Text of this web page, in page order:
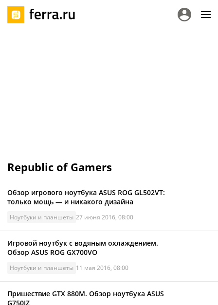
Republic of Gamers
Обзор игрового ноутбука ASUS ROG GL502VT:
только мощь — и никакого дизайна
Ноутбуки и планшеты 27 июня 2016, 08:00
Игровой ноутбук с водяным охлаждением.
Обзор ASUS ROG GX700VO
Ноутбуки и планшеты 11 мая 2016, 08:00
Пришествие GTX 880M. Обзор ноутбука ASUS
G750JZ